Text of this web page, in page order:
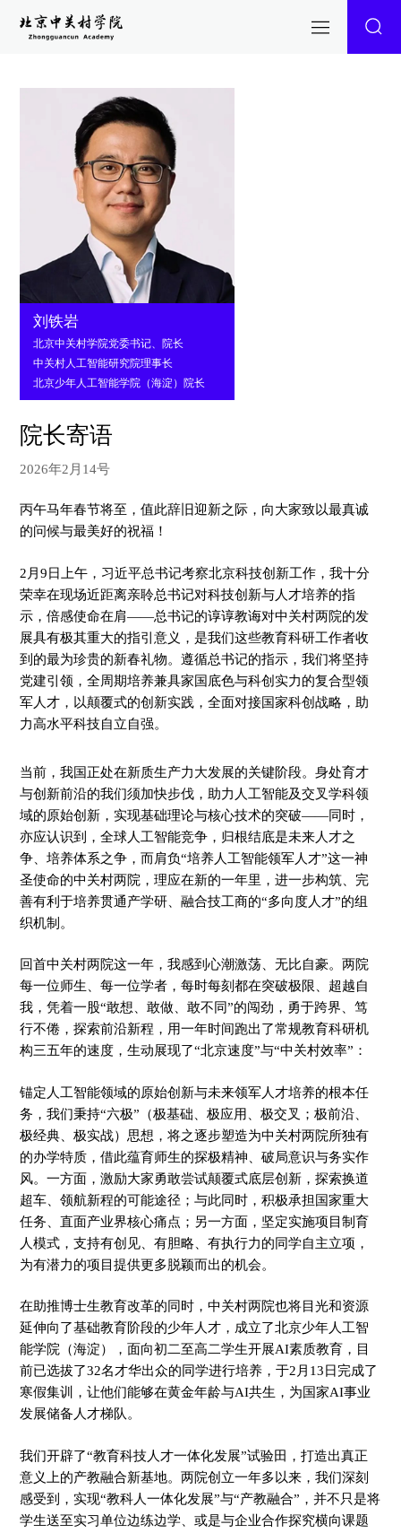
刘铁岩
北京中关村学院党委书记、院长
中关村人工智能研究院理事长
北京少年人工智能学院（海淀）院长
院长寄语
2026年2月14号
丙午马年春节将至，值此辞旧迎新之际，向大家致以最真诚
的问候与最美好的祝福！
2月9日上午，习近平总书记考察北京科技创新工作，我十分
荣幸在现场近距离亲聆总书记对科技创新与人才培养的指
示，倍感使命在肩——总书记的谆谆教诲对中关村两院的发
展具有极其重大的指引意义，是我们这些教育科研工作者收
到的最为珍贵的新春礼物。遵循总书记的指示，我们将坚持
党建引领，全周期培养兼具家国底色与科创实力的复合型领
军人才，以颠覆式的创新实践，全面对接国家科创战略，助
力高水平科技自立自强。
当前，我国正处在新质生产力大发展的关键阶段。身处育才
与创新前沿的我们须加快步伐，助力人工智能及交叉学科领
域的原始创新，实现基础理论与核心技术的突破——同时，
亦应认识到，全球人工智能竞争，归根结底是未来人才之
争、培养体系之争，而肩负“培养人工智能领军人才”这一神
圣使命的中关村两院，理应在新的一年里，进一步构筑、完
善有利于培养贯通产学研、融合技工商的“多向度人才”的组
织机制。
回首中关村两院这一年，我感到心潮激荡、无比自豪。两院
每一位师生、每一位学者，每时每刻都在突破极限、超越自
我，凭着一股“敢想、敢做、敢不同”的闯劲，勇于跨界、笃
行不倦，探索前沿新程，用一年时间跑出了常规教育科研机
构三五年的速度，生动展现了“北京速度”与“中关村效率”：
锚定人工智能领域的原始创新与未来领军人才培养的根本任
务，我们秉持“六极”（极基础、极应用、极交叉；极前沿、
极经典、极实战）思想，将之逐步塑造为中关村两院所独有
的办学特质，借此蕴育师生的探极精神、破局意识与务实作
风。一方面，激励大家勇敢尝试颠覆式底层创新，探索换道
超车、领航新程的可能途径；与此同时，积极承担国家重大
任务、直面产业界核心痛点；另一方面，坚定实施项目制育
人模式，支持有创见、有胆略、有执行力的同学自主立项，
为有潜力的项目提供更多脱颖而出的机会。
在助推博士生教育改革的同时，中关村两院也将目光和资源
延伸向了基础教育阶段的少年人才，成立了北京少年人工智
能学院（海淀），面向初二至高二学生开展AI素质教育，目
前已选拔了32名才华出众的同学进行培养，于2月13日完成了
寒假集训，让他们能够在黄金年龄与AI共生，为国家AI事业
发展储备人才梯队。
我们开辟了“教育科技人才一体化发展”试验田，打造出真正
意义上的产教融合新基地。两院创立一年多以来，我们深刻
感受到，实现“教科人一体化发展”与“产教融合”，并不只是将
学生送至实习单位边练边学、或是与企业合作探究横向课题